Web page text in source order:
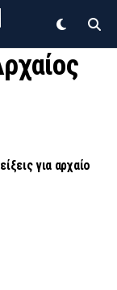
για αρχαίο